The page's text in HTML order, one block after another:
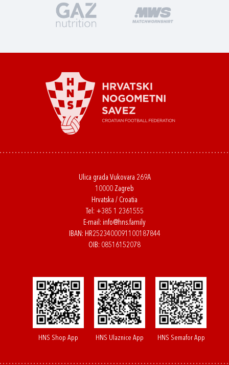
Ulica grada Vukovara 269A
10000 Zagreb
Hrvatska / Croatia
Tel: +385 1 2361555
E-mail: info@hns.family
IBAN: HR2523400091100187844
OIB: 08516152078
HNS Shop App HNS Ulaznice App HNS Semafor App